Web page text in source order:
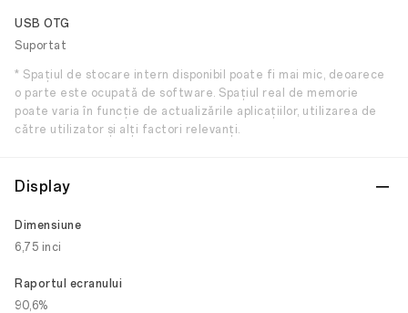
USB OTG
Suportat
* Spațiul de stocare intern disponibil poate fi mai mic, deoarece
o parte este ocupată de software. Spațiul real de memorie
poate varia în funcție de actualizările aplicațiilor, utilizarea de
către utilizator și alți factori relevanți.
Display
Dimensiune
6,75 inci
Raportul ecranului
90,6%